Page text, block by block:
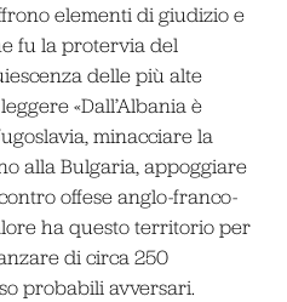
elementi di giudizio e
fu la protervia del
delle più alte
«Dall’Albania è
minacciare la
alla Bulgaria, appoggiare
offese anglo-franco-
ha questo territorio per
di circa 250
probabili avversari.